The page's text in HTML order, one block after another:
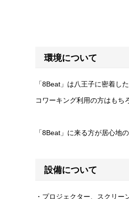
環境について
「8Beat」は八王子に密着し
コワーキング利用の方はもち
「8Beat」に来る方が居心地
設備について
・プロジェクター、スクリー